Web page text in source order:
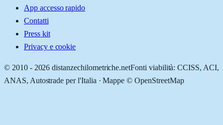
App accesso rapido
Contatti
Press kit
Privacy e cookie
© 2010 - 2026 distanzechilometriche.netFonti viabilità: CCISS, ACI,
ANAS, Autostrade per l'Italia · Mappe © OpenStreetMap